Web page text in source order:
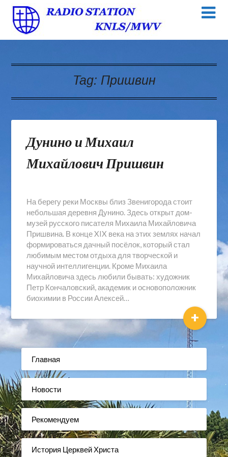
Tag: Пришвин
Дунино и Михаил
Михайлович Пришвин
На берегу реки Москвы близ Звенигорода стоит
небольшая деревня Дунино. Здесь открыт дом-
музей русского писателя Михаила Михайловича
Пришвина. В конце XIX века на этих землях начал
формироваться дачный посёлок, который стал
любимым местом отдыха для творческой и
научной интеллигенции. Кроме Михаила
Михайловича здесь любили бывать: художник
Петр Кончаловский, академик и основоположник
биохимии в России Алексей…
+
Главная
Новости
Рекомендуем
История Церквей Христа